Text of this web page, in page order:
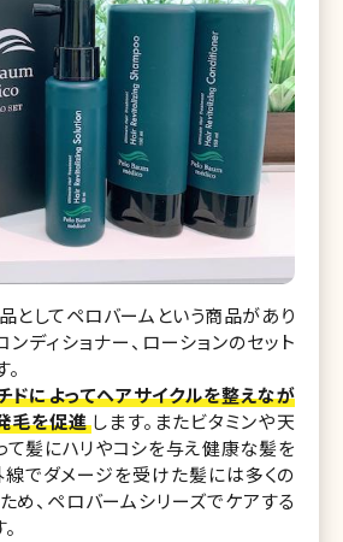
としてペロバームという商品があり
ンディショナー、ローションのセット
ドによってヘアサイクルを整えなが
毛を促進 します。またビタミンや天
て髪にハリやコシを与え健康な髪を
線でダメージを受けた髪には多くの
め、ペロバームシリーズでケアする